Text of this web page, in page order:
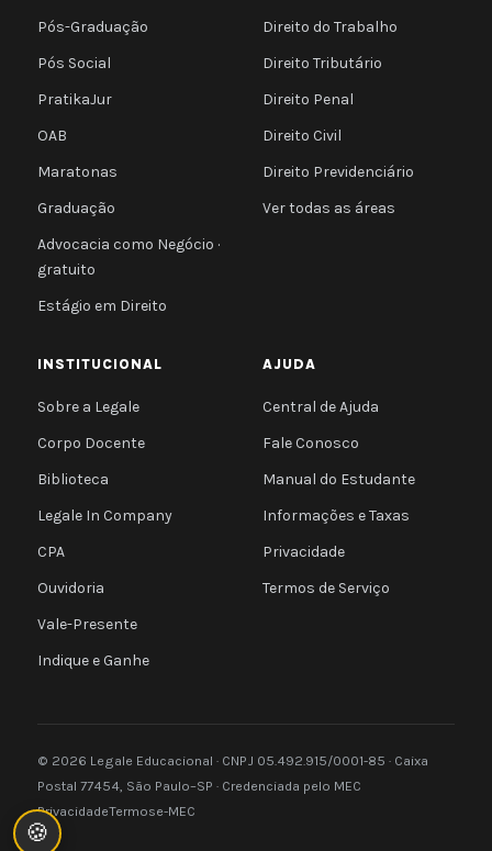
Pós-Graduação
Pós Social
PratikaJur
OAB
Maratonas
Graduação
Advocacia como Negócio ·
gratuito
Estágio em Direito
Direito do Trabalho
Direito Tributário
Direito Penal
Direito Civil
Direito Previdenciário
Ver todas as áreas
INSTITUCIONAL
Sobre a Legale
Corpo Docente
Biblioteca
Legale In Company
CPA
Ouvidoria
Vale-Presente
Indique e Ganhe
AJUDA
Central de Ajuda
Fale Conosco
Manual do Estudante
Informações e Taxas
Privacidade
Termos de Serviço
© 2026 Legale Educacional · CNPJ 05.492.915/0001-85 · Caixa
Postal 77454, São Paulo–SP · Credenciada pelo MEC
PrivacidadeTermose-MEC
🍪